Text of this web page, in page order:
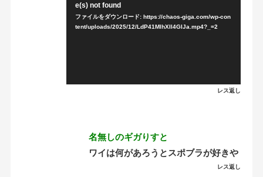
e(s) not found
ファイルをダウンロード: https://chaos-giga.com/wp-con
tent/uploads/2025/12/LdP41MlhXIl4GIJa.mp4?_=2
レス返し
名無しのギガりすと
ワイは何があろうとスポブラが好きや
レス返し